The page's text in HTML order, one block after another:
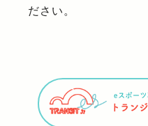
ださい。